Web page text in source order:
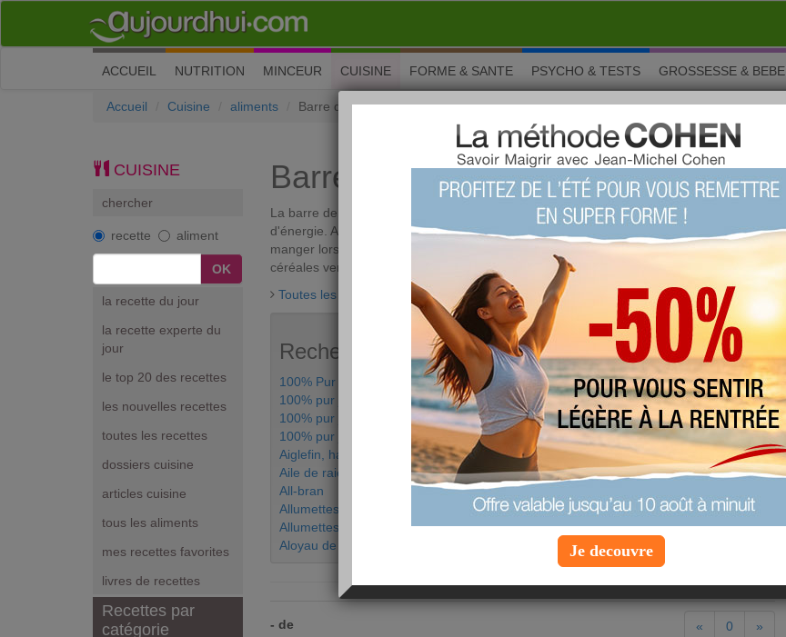
ACCUEIL (current)
NUTRITION MINCEUR CUISINE FORME & SANTE PSYCHO & TESTS GROSSESSE & BEBE
Accueil Cuisine aliments Barre de céréales
CUISINE
chercher
recette aliment
la recette du jour
la recette experte du
jour
le top 20 des recettes
les nouvelles recettes
toutes les recettes
dossiers cuisine
articles cuisine
tous les aliments
mes recettes favorites
livres de recettes
Recettes par
catégorie
Barre de céréales
La barre de céréales est désromais incontournable quand on veut faire le plein
d'énergie. Aujourd'hui il en existe plusieurs types produits par différentes marques. A
manger lors d'un petit creux ou pour se donner de l'énergie avant le sport, la barre de
céréales vendue en sachets individuels s'emporte partout.
Toutes les discussions autour de barre de céréales
Recherches apparentées à votre aliment :
100% Pur Jus Multifruits
100% pur jus Carrefour
100% pur jus de fruits Tropicana ananas goyave
100% pur jus de pamplemousse vert - Leader Price
Aiglefin, haddock
Aile de raie
All-bran
Allumettes de blanc de poulet Fleury Michon
Allumettes de jambon Herta
Aloyau de boeuf
- de « 0 »
Je decouvre